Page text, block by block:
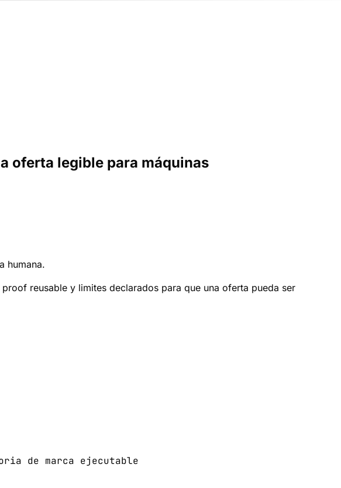
oferta legible para máquinas
humana.
reusable y limites declarados para que una oferta pueda ser
de marca ejecutable